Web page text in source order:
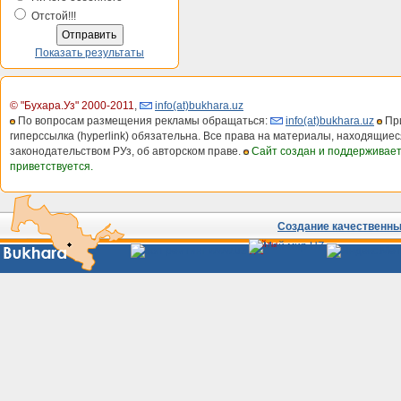
Отстой!!!
Показать результаты
© "Бухара.Уз" 2000-2011,
info(at)bukhara.uz
По вопросам размещения рекламы обращаться:
info(at)bukhara.uz
гиперссылка (hyperlink) обязательна. Все права на материалы,
законодательством РУз, об авторском праве.
Сайт создан и
приветствуется.
Создание
Сайты
Узбекистана